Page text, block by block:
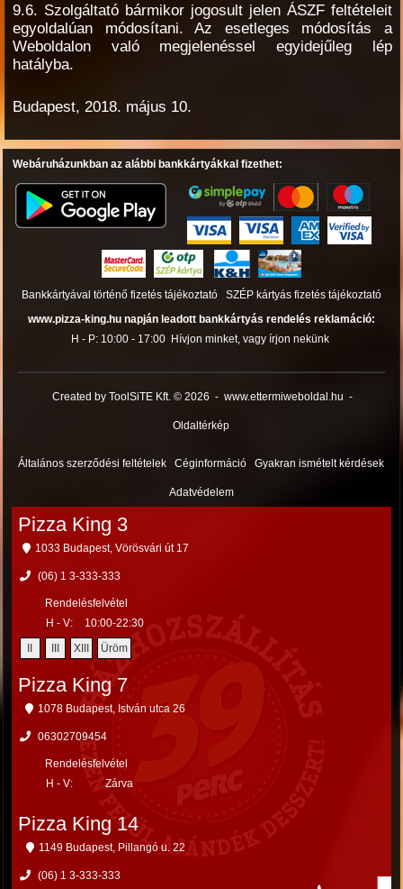
9.6. Szolgáltató bármikor jogosult jelen ÁSZF feltételeit
egyoldalúan módosítani. Az esetleges módosítás a
Weboldalon való megjelenéssel egyidejűleg lép
hatályba.
Budapest, 2018. május 10.
Webáruházunkban az alábbi bankkártyákkal fizethet:
Bankkártyával történő fizetés tájékoztató
SZÉP kártyás fizetés tájékoztató
www.pizza-king.hu napján leadott bankkártyás rendelés reklamáció:
H - P: 10:00 - 17:00 Hívjon minket, vagy írjon nekünk
Created by ToolSiTE Kft. © 2026 - www.ettermiweboldal.hu -
Oldaltérkép
Általános szerződési feltételek Céginformáció Gyakran ismételt kérdések
Adatvédelem
Pizza King 3
1033 Budapest, Vörösvári út 17
(06) 1 3-333-333
Rendelésfelvétel
H - V:
10:00-22:30
XIII Üröm
Pizza King 7
1078 Budapest, István utca 26
06302709454
Rendelésfelvétel
H - V:
Zárva
Pizza King 14
1149 Budapest, Pillangó u. 22
(06) 1 3-333-333